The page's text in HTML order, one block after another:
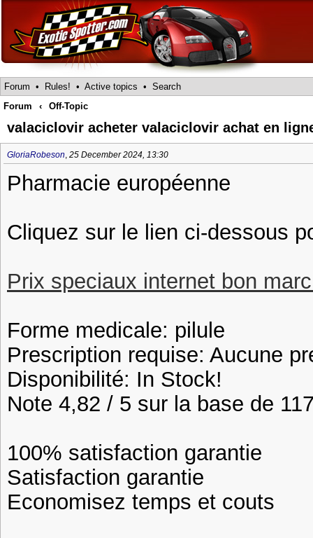
Forum • Rules! • Active topics • Search
Forum
‹ Off-Topic
valaciclovir acheter valaciclovir achat en
GloriaRobeson, 25 December 2024, 13:30
Pharmacie européenne
Cliquez sur le lien ci-dessous
Prix speciaux internet bon
Forme medicale: pilule
Prescription requise: Aucune
Disponibilité: In Stock!
Note 4,82 / 5 sur la base de
100% satisfaction garantie
Satisfaction garantie
Economisez temps et couts